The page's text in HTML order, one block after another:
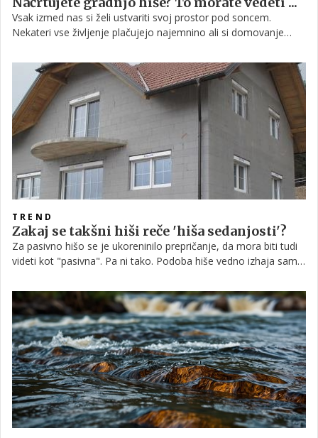
Vsak izmed nas si želi ustvariti svoj prostor pod soncem.
Nekateri vse življenje plačujejo najemnino ali si domovanje
dom, podajo na pot gradnje. Kako dolga bo ta pot, pa je
odvisno predvsem od odločitev, ki jih sprejmejo na začetku
misije. Na kaj se torej splača biti pozoren pri odločitvi za
gradnjo hiše?
TREND
Zakaj se takšni hiši reče 'hiša sedanjosti'?
Za pasivno hišo se je ukoreninilo prepričanje, da mora biti tudi
videti kot "pasivna". Pa ni tako. Podoba hiše vedno izhaja samo
prostori) ter danosti parcele ter včasih iz materiala.